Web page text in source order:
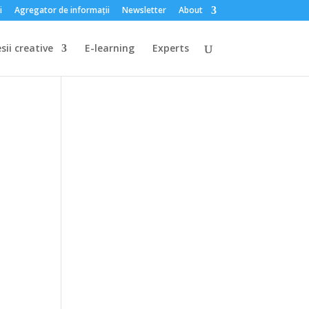
Agregator de informații Newsletter About
creative E-learning Experts